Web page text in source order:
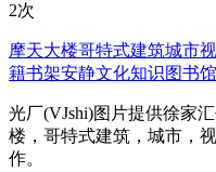
2次
摩天大楼哥特式建筑城市
籍书架安静文化知识图书馆
光厂(VJshi)图片提供徐家
楼，哥特式建筑，城市，
作。